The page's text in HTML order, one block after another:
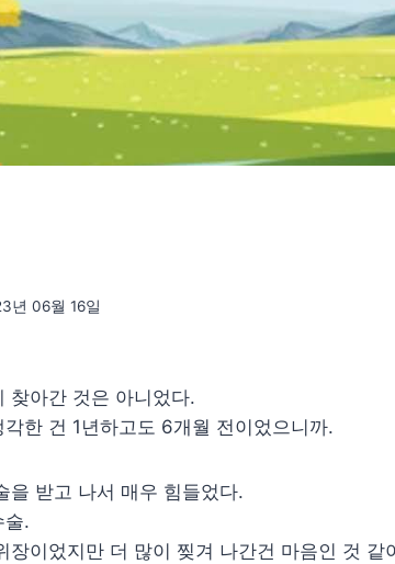
년 06월 16일
찾아간 것은 아니었다.
한 건 1년하고도 6개월 전이었으니까.
을 받고 나서 매우 힘들었다.
술.
장이었지만 더 많이 찢겨 나간건 마음인 것 같